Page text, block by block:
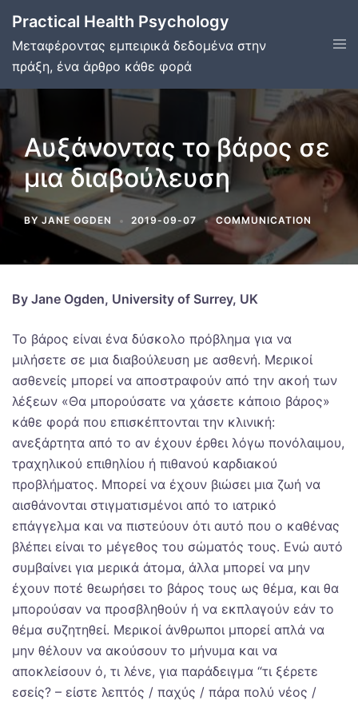
content
Practical Health Psychology
Μεταφέροντας εμπειρικά δεδομένα στην
πράξη, ένα άρθρο κάθε φορά
Αυξάνοντας το βάρος σε
μια διαβούλευση
BY JANE OGDEN 2019-09-07 COMMUNICATION
By Jane Ogden, University of Surrey, UK
Το βάρος είναι ένα δύσκολο πρόβλημα για να
μιλήσετε σε μια διαβούλευση με ασθενή. Μερικοί
ασθενείς μπορεί να αποστραφούν από την ακοή των
λέξεων «Θα μπορούσατε να χάσετε κάποιο βάρος»
κάθε φορά που επισκέπτονται την κλινική:
ανεξάρτητα από το αν έχουν έρθει λόγω πονόλαιμου,
τραχηλικού επιθηλίου ή πιθανού καρδιακού
προβλήματος. Μπορεί να έχουν βιώσει μια ζωή να
αισθάνονται στιγματισμένοι από το ιατρικό
επάγγελμα και να πιστεύουν ότι αυτό που ο καθένας
βλέπει είναι το μέγεθος του σώματός τους. Ενώ αυτό
συμβαίνει για μερικά άτομα, άλλα μπορεί να μην
έχουν ποτέ θεωρήσει το βάρος τους ως θέμα, και θα
μπορούσαν να προσβληθούν ή να εκπλαγούν εάν το
θέμα συζητηθεί. Μερικοί άνθρωποι μπορεί απλά να
μην θέλουν να ακούσουν το μήνυμα και να
αποκλείσουν ό, τι λένε, για παράδειγμα “τι ξέρετε
εσείς? – είστε λεπτός / παχύς / πάρα πολύ νέος /